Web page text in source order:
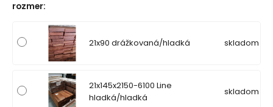
rozmer:
21x90 drážkovaná/hladká skladom
21x145x2150-6100 Line
hladká/hladká
skladom